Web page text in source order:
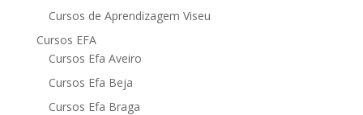
Cursos de Aprendizagem Viseu
Cursos EFA
Cursos Efa Aveiro
Cursos Efa Beja
Cursos Efa Braga